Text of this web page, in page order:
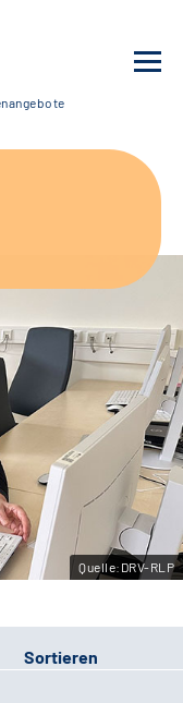
Quelle:DRV-RLP
Sortieren